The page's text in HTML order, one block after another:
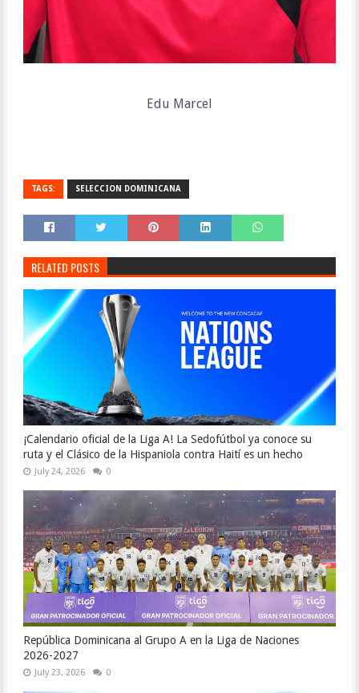
Edu Marcel
TAGS: SELECCION DOMINICANA
RELATED POSTS
¡Calendario oficial de la Liga A! La Sedofútbol ya conoce su
ruta y el Clásico de la Hispaniola contra Haití es un hecho
July 24, 2026 0
República Dominicana al Grupo A en la Liga de Naciones
2026-2027
July 23, 2026 0